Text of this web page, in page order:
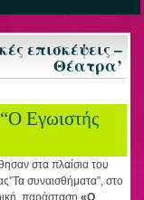
επισκέψεις –
Θέατρα’
Εγωιστής
στα πλαίσια του
συναισθήματα”, στο
παράσταση«Ο